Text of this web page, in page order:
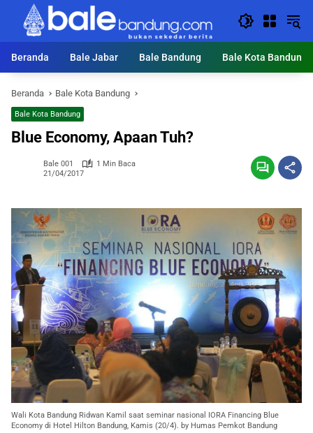
Langsung
konten
Beranda
Bale Jabar Bale Bandung Bale Kota Bandung
Beranda Bale Kota Bandung
Bale Kota Bandung
Blue Economy, Apaan Tuh?
Bale 001
1 Min Baca
21/04/2017
Wali Kota Bandung Ridwan Kamil saat seminar nasional IORA Financing Blue
Economy di Hotel Hilton Bandung, Kamis (20/4). by Humas Pemkot Bandung